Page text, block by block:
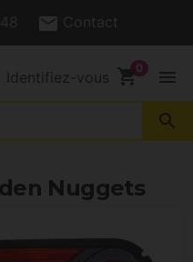
Contact
Identifiez-vous shopping_cart menu
search
Nuggets